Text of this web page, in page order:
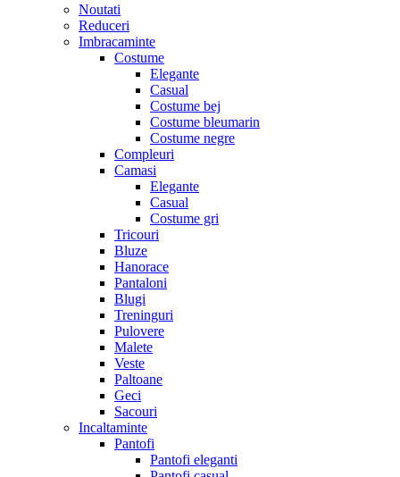
Noutati
Reduceri
Imbracaminte
Costume
Elegante
Casual
Costume bej
Costume bleumarin
Costume negre
Compleuri
Camasi
Elegante
Casual
Costume gri
Tricouri
Bluze
Hanorace
Pantaloni
Blugi
Treninguri
Pulovere
Malete
Veste
Paltoane
Geci
Sacouri
Incaltaminte
Pantofi
Pantofi eleganti